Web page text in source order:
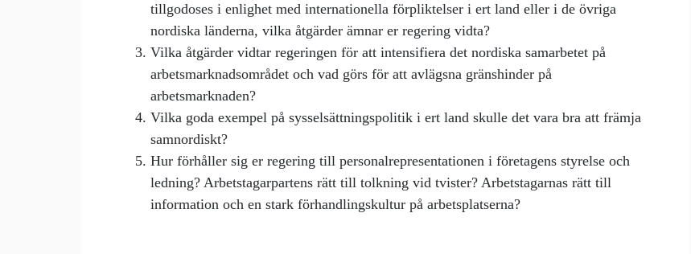
tillgodoses i enlighet med internationella förpliktelser i ert land eller i de övriga
nordiska länderna, vilka åtgärder ämnar er regering vidta?
Vilka åtgärder vidtar regeringen för att intensifiera det nordiska samarbetet på
arbetsmarknadsområdet och vad görs för att avlägsna gränshinder på
arbetsmarknaden?
Vilka goda exempel på sysselsättningspolitik i ert land skulle det vara bra att främja
samnordiskt?
Hur förhåller sig er regering till personalrepresentationen i företagens styrelse och
ledning? Arbetstagarpartens rätt till tolkning vid tvister? Arbetstagarnas rätt till
information och en stark förhandlingskultur på arbetsplatserna?